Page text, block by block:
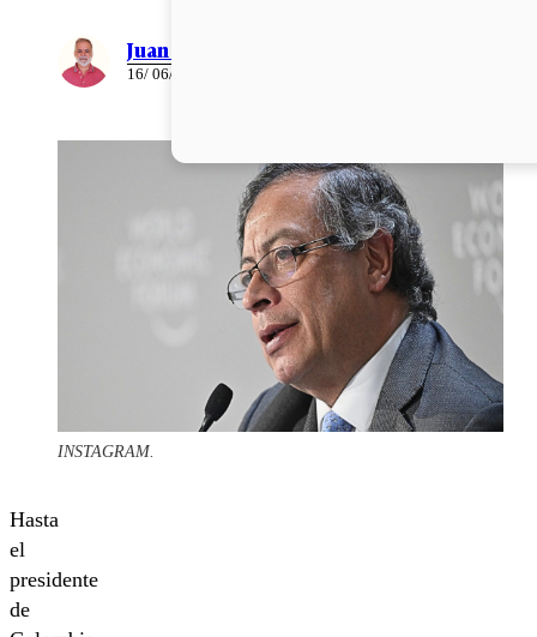
Juan Pablo Ernst
16/ 06/ 2026
INSTAGRAM.
Hasta
el
presidente
de